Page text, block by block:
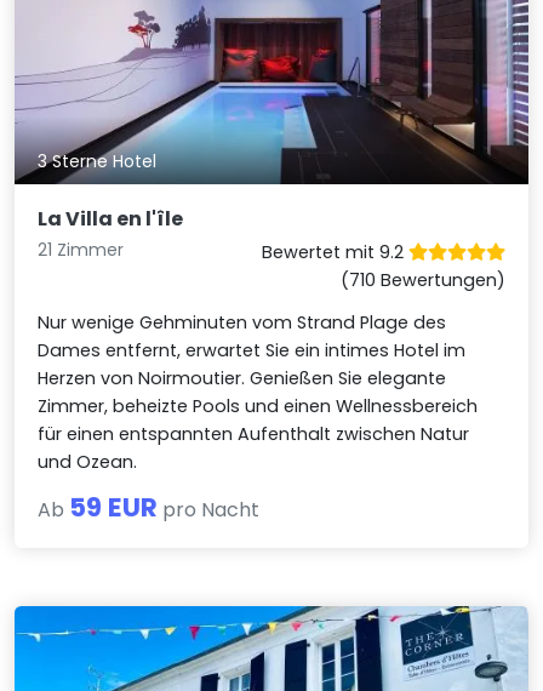
3 Sterne Hotel
La Villa en l'île
21 Zimmer
Bewertet mit 9.2
(710 Bewertungen)
Nur wenige Gehminuten vom Strand Plage des
Dames entfernt, erwartet Sie ein intimes Hotel im
Herzen von Noirmoutier. Genießen Sie elegante
Zimmer, beheizte Pools und einen Wellnessbereich
für einen entspannten Aufenthalt zwischen Natur
und Ozean.
Ab 59 EUR pro Nacht